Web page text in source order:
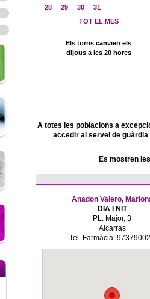
28
29 30
31
TOT EL MES
Els torns canvien els
dijous a les 20 hores
A totes les poblacions a
accedir al servei de
Es mostren
Anadon Valero,
DIA I NIT
PL. Major, 3
Alcarràs
Tel. Farmàcia: